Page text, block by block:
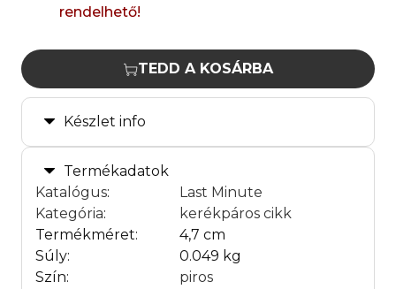
rendelhető!
TEDD A KOSÁRBA
Készlet info
Termékadatok
Katalógus:
Last Minute
Kategória:
kerékpáros cikk
Termékméret:
4,7 cm
Súly:
0.049 kg
Szín:
piros